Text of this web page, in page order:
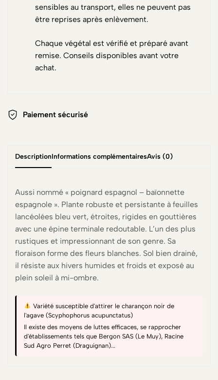
sensibles au transport, elles ne peuvent pas
être reprises après enlèvement.
Chaque végétal est vérifié et préparé avant
remise. Conseils disponibles avant votre
achat.
Paiement sécurisé
DescriptionInformations complémentairesAvis (0)
Aussi nommé « poignard espagnol – baïonnette
espagnole ». Plante robuste et persistante à feuilles
lancéolées bleu vert, étroites, rigides en gouttières
avec une épine terminale redoutable. L’un des plus
rustiques et impressionnant de son genre. Sa
floraison forme des fleurs blanches. Sol bien drainé,
il résiste aux hivers humides et froids et exposé au
plein soleil à mi-ombre.
Variété susceptible d'attirer le charançon noir de
l'agave (Scyphophorus acupunctatus)
Il existe des moyens de luttes efficaces, se rapprocher
d'établissements tels que Bergon SAS (Le Muy), Racine
Sud Agro Perret (Draguignan)...